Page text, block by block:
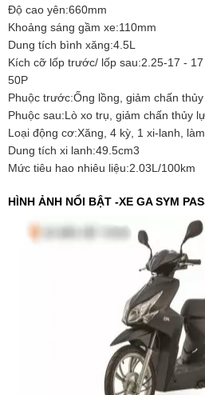
Độ cao yên:660mm
Khoảng sáng gầm xe:110mm
Dung tích bình xăng:4.5L
Kích cỡ lốp trước/ lốp sau:2.25-17 -
50P
Phuộc trước:Ống lồng, giảm chấn
Phuộc sau:Lò xo trụ, giảm chấn thủy
Loại động cơ:Xăng, 4 kỳ, 1 xi-lanh,
Dung tích xi lanh:49.5cm3
Mức tiêu hao nhiêu liệu:2.03L/100km
HÌNH ẢNH NỔI BẬT -XE GA SYM